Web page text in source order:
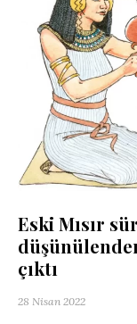
Eski Mısır
çıktı
28 Nisan 2022